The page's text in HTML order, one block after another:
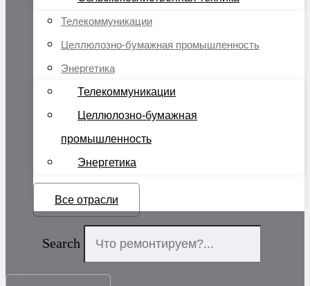
Телекоммуникации
Целлюлозно-бумажная промышленность
Энергетика
Телекоммуникации
Целлюлозно-бумажная
промышленность
Энергетика
Все отрасли
Search